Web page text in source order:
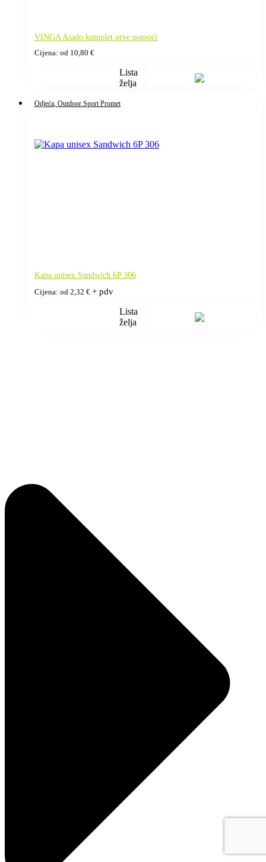
VINGA Asado komplet prve pomoći
Cijena: od 10,80 €
Lista
želja
Odjeća, Outdoor Sport Promet
Kapa unisex Sandwich 6P 306
Cijena: od 2,32 € + pdv
Lista
želja